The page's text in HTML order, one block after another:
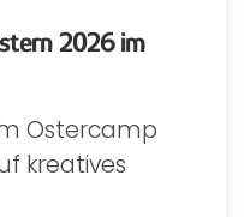
2026 im
Ostercamp
kreatives